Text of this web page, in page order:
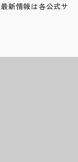
新情報は各公式サ